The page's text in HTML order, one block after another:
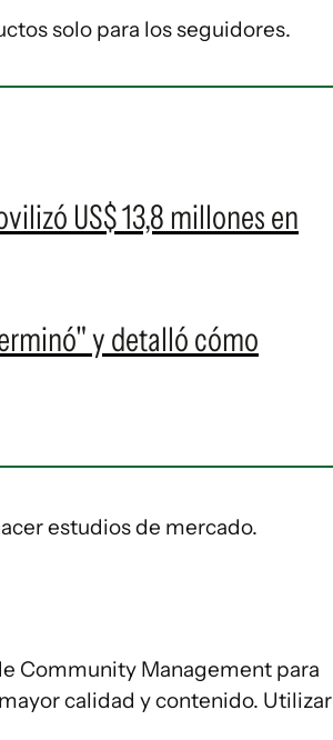
solo para los seguidores.
US$ 13,8 millones en
y detalló cómo
estudios de mercado.
Community Management para
calidad y contenido. Utilizar